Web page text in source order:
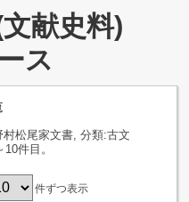
文献史料)
ス
松尾家文書, 分類:古文
10件目 。
件ずつ表示